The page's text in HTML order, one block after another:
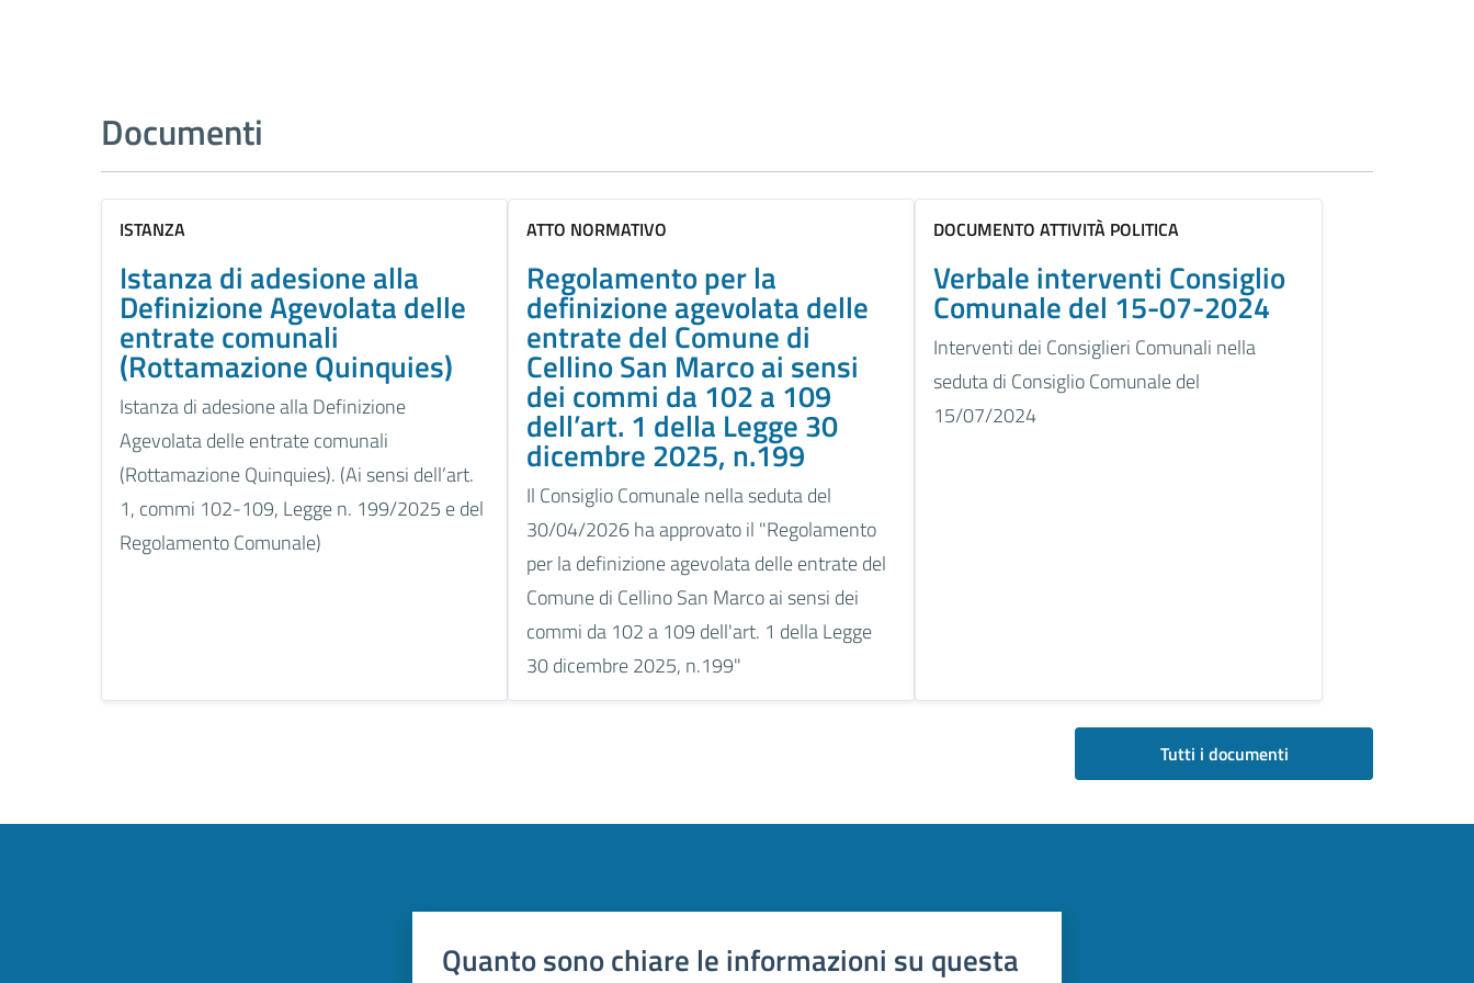
Documenti
ISTANZA
Istanza di adesione alla
Definizione Agevolata delle
entrate comunali
(Rottamazione Quinquies)
Istanza di adesione alla Definizione
Agevolata delle entrate comunali
(Rottamazione Quinquies). (Ai sensi dell’art.
1, commi 102-109, Legge n. 199/2025 e del
Regolamento Comunale)
ATTO NORMATIVO
Regolamento per la
definizione agevolata delle
entrate del Comune di
Cellino San Marco ai sensi
dei commi da 102 a 109
dell’art. 1 della Legge 30
dicembre 2025, n.199
Il Consiglio Comunale nella seduta del
30/04/2026 ha approvato il "Regolamento
per la definizione agevolata delle entrate del
Comune di Cellino San Marco ai sensi dei
commi da 102 a 109 dell'art. 1 della Legge
30 dicembre 2025, n.199"
DOCUMENTO ATTIVITÀ POLITICA
Verbale interventi Consiglio
Comunale del 15-07-2024
Interventi dei Consiglieri Comunali nella
seduta di Consiglio Comunale del
15/07/2024
Tutti i documenti
Quanto sono chiare le informazioni su questa